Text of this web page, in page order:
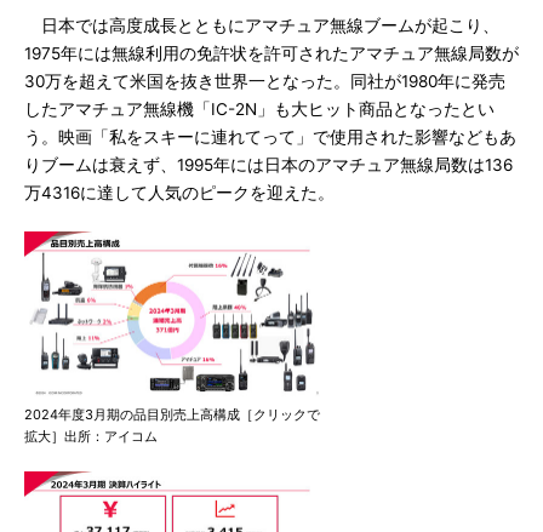
日本では高度成長とともにアマチュア無線ブームが起こり、
1975年には無線利用の免許状を許可されたアマチュア無線局数が
30万を超えて米国を抜き世界一となった。同社が1980年に発売
したアマチュア無線機「IC-2N」も大ヒット商品となったとい
う。映画「私をスキーに連れてって」で使用された影響などもあ
りブームは衰えず、1995年には日本のアマチュア無線局数は136
万4316に達して人気のピークを迎えた。
2024年度3月期の品目別売上高構成［クリックで
拡大］出所：アイコム